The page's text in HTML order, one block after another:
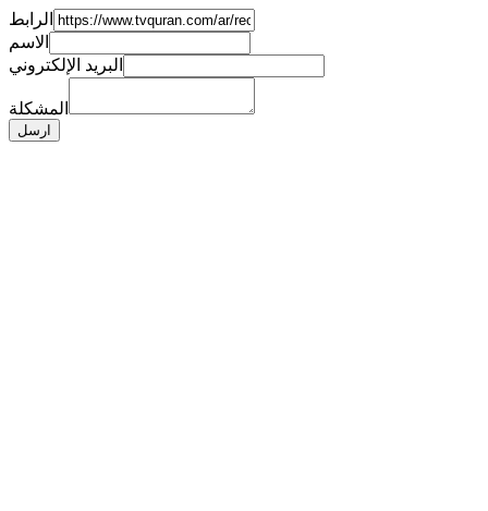
الرابط
الاسم
البريد الإلكتروني
المشكلة
ارسل